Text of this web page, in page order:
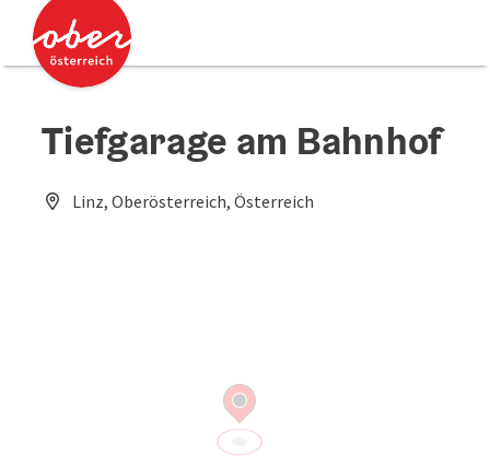
Zum Inhalt
Zum Seitenanfang
Tiefgarage am Bahnhof
Linz, Oberösterreich, Österreich